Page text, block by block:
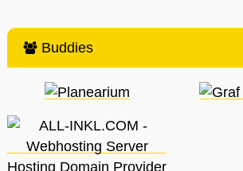
Buddies